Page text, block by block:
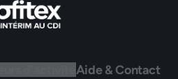
Aide & Contact